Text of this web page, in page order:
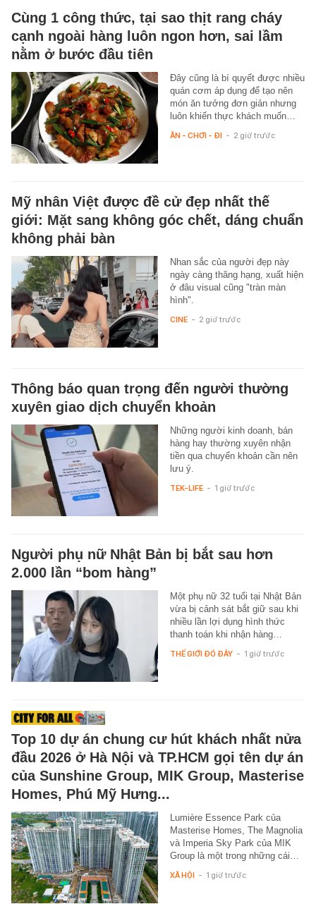
Cùng 1 công thức, tại sao thịt rang cháy
cạnh ngoài hàng luôn ngon hơn, sai lầm
nằm ở bước đầu tiên
Đây cũng là bí quyết được nhiều
quán cơm áp dụng để tạo nên
món ăn tưởng đơn giản nhưng
luôn khiến thực khách muốn…
ĂN - CHƠI - ĐI - 2 giờ trước
Mỹ nhân Việt được đề cử đẹp nhất thế
giới: Mặt sang không góc chết, dáng chuẩn
không phải bàn
Nhan sắc của người đẹp này
ngày càng thăng hạng, xuất hiện
ở đâu visual cũng "tràn màn
hình".
CINE - 2 giờ trước
Thông báo quan trọng đến người thường
xuyên giao dịch chuyển khoản
Những người kinh doanh, bán
hàng hay thường xuyên nhận
tiền qua chuyển khoản cần nên
lưu ý.
TEK-LIFE - 1 giờ trước
Người phụ nữ Nhật Bản bị bắt sau hơn
2.000 lần “bom hàng”
Một phụ nữ 32 tuổi tại Nhật Bản
vừa bị cảnh sát bắt giữ sau khi
nhiều lần lợi dụng hình thức
thanh toán khi nhận hàng…
THẾ GIỚI ĐÓ ĐÂY - 1 giờ trước
Top 10 dự án chung cư hút khách nhất nửa
đầu 2026 ở Hà Nội và TP.HCM gọi tên dự án
của Sunshine Group, MIK Group, Masterise
Homes, Phú Mỹ Hưng...
Lumière Essence Park của
Masterise Homes, The Magnolia
và Imperia Sky Park của MIK
Group là một trong những cái…
XÃ HỘI - 1 giờ trước